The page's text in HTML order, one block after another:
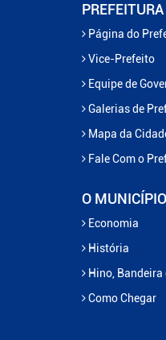
PREFEITURA
Página do
Vice-Prefeito
Equipe de
Galerias de
Mapa da
Fale Com o
O MUNICÍPIO
Economia
História
Hino, Bandeira
Como Chegar